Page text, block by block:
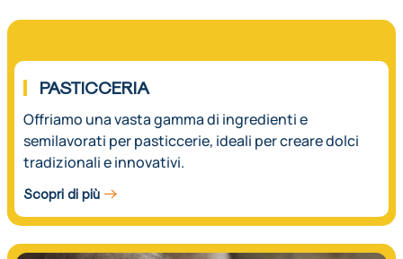
01.
PASTICCERIA
Offriamo una vasta gamma di ingredienti e
semilavorati per pasticcerie, ideali per creare dolci
tradizionali e innovativi.
Scopri di più